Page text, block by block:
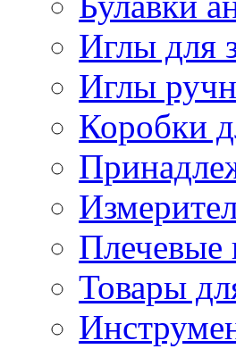
Иглы для
Иглы
Коробки
Плечевые
Товары